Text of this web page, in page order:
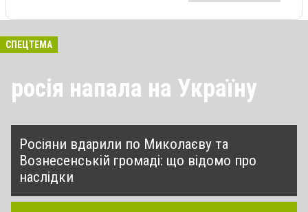
СПЕЦТЕМА
росія напала на Україну
Росіяни вдарили по Миколаєву та
Вознесенській громаді: що відомо про
наслідки